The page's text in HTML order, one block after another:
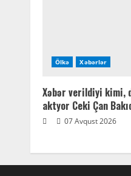
Ölkə Xəbərlər
Xəbər verildiyi kimi,
aktyor Ceki Çan
07 Avqust 2026